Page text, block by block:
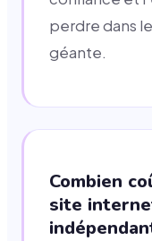
perdre dans
géante.
Combien
site